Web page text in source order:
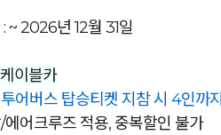
: ~ 2026년 12월 31일
이블카
어버스 탑승티켓 지참 시 4인까
에어크루즈 적용, 중복할인 불가